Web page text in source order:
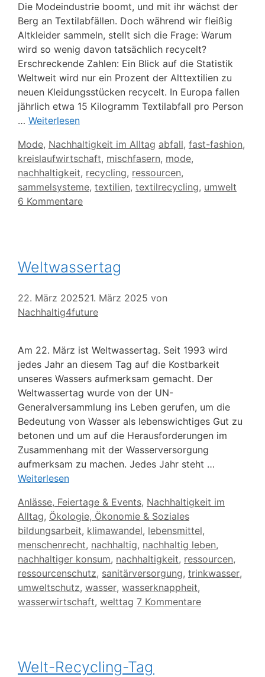
Die Modeindustrie boomt, und mit ihr wächst der
Berg an Textilabfällen. Doch während wir fleißig
Altkleider sammeln, stellt sich die Frage: Warum
wird so wenig davon tatsächlich recycelt?​
Erschreckende Zahlen: Ein Blick auf die Statistik
Weltweit wird nur ein Prozent der Alttextilien zu
neuen Kleidungsstücken recycelt. In Europa fallen
jährlich etwa 15 Kilogramm Textilabfall pro Person
… Weiterlesen
Kategorien
Mode, Nachhaltigkeit im Alltag Schlagwörter
abfall, fast-fashion,
kreislaufwirtschaft, mischfasern, mode,
nachhaltigkeit, recycling, ressourcen,
sammelsysteme, textilien, textilrecycling, umwelt
6 Kommentare
Weltwassertag
22. März 202521. März 2025 von
Nachhaltig4future
Am 22. März ist Weltwassertag. Seit 1993 wird
jedes Jahr an diesem Tag auf die Kostbarkeit
unseres Wassers aufmerksam gemacht. Der
Weltwassertag wurde von der UN-
Generalversammlung ins Leben gerufen, um die
Bedeutung von Wasser als lebenswichtiges Gut zu
betonen und um auf die Herausforderungen im
Zusammenhang mit der Wasserversorgung
aufmerksam zu machen. Jedes Jahr steht …
Weiterlesen
Kategorien
Anlässe, Feiertage & Events, Nachhaltigkeit im
Alltag, Ökologie, Ökonomie & Soziales
Schlagwörter
bildungsarbeit, klimawandel, lebensmittel,
menschenrecht, nachhaltig, nachhaltig leben,
nachhaltiger konsum, nachhaltigkeit, ressourcen,
ressourcenschutz, sanitärversorgung, trinkwasser,
umweltschutz, wasser, wasserknappheit,
wasserwirtschaft, welttag 7 Kommentare
Welt-Recycling-Tag